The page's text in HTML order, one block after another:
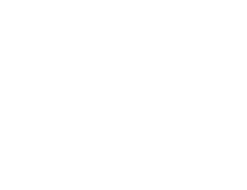
Pineda, activista
primera Flotilla con
responsable de
explicado que el acto
compañeras, a
de estos tres